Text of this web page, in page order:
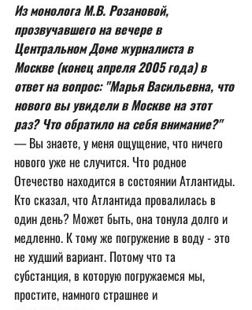
Из монолога М.В. Розановой,
прозвучавшего на вечере в
Центральном Доме журналиста в
Москве (конец апреля 2005 года) в
ответ на вопрос: "Марья Васильевна, что
нового вы увидели в Москве на этот
раз? Что обратило на себя внимание?"
— Вы знаете, у меня ощущение, что ничего
нового уже не случится. Что родное
Отечество находится в состоянии Атлантиды.
Кто сказал, что Атлантида провалилась в
один день? Может быть, она тонула долго и
медленно. К тому же погружение в воду - это
не худший вариант. Потому что та
субстанция, в которую погружаемся мы,
простите, намного страшнее и